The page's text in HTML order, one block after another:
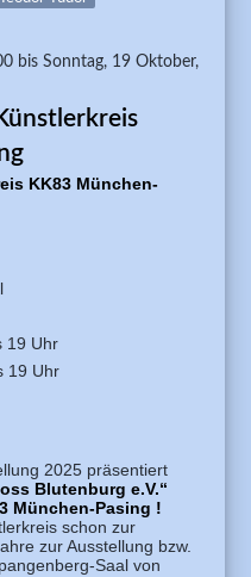
bisSonntag, 19 Oktober,
KK83 München-
19 Uhr
19 Uhr
2025 präsentiert
Blutenburg e.V.“
München-Pasing !
schon zur
zur Ausstellung bzw.
Saal von